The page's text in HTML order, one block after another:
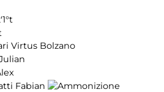
1°t
Virtus Bolzano
Fabian